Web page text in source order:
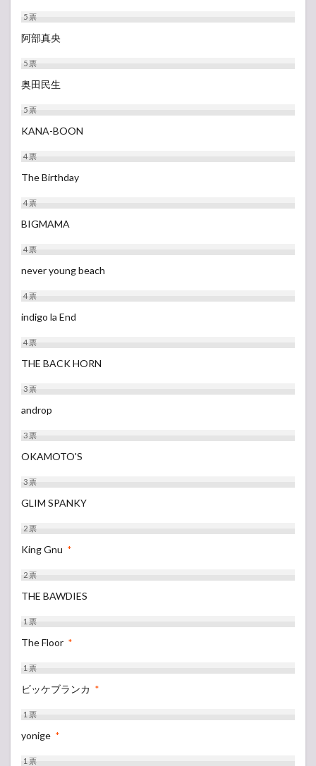
5票
阿部真央
5票
奥田民生
5票
KANA-BOON
4票
The Birthday
4票
BIGMAMA
4票
never young beach
4票
indigo la End
4票
THE BACK HORN
3票
androp
3票
OKAMOTO'S
3票
GLIM SPANKY
2票
King Gnu *
2票
THE BAWDIES
1票
The Floor *
1票
ビッケブランカ *
1票
yonige *
1票